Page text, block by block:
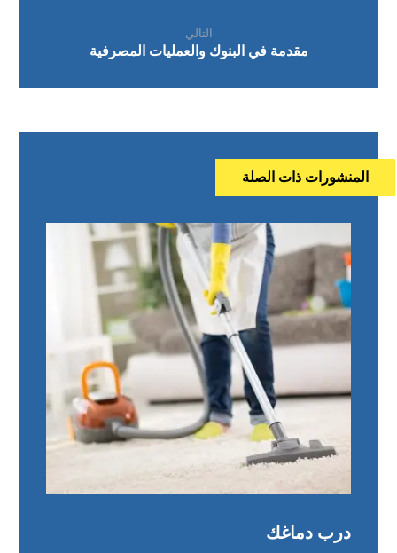
التالي
مقدمة في البنوك والعمليات المصرفية
المنشورات ذات الصلة
درب دماغك